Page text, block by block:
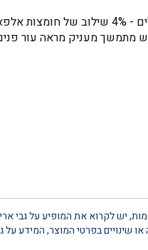
מתמשך מעניק מראה עור
יש לקרוא את המופיע על גבי
בפרטי המוצר, המידע על